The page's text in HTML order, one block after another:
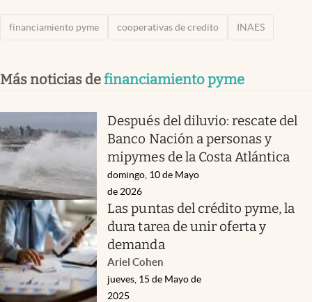
financiamiento pyme cooperativas de credito INAES
Más noticias definanciamiento pyme
Después del diluvio: rescate del
Banco Nación a personas y
mipymes de la Costa Atlántica
domingo, 10 de Mayo
de 2026
Las puntas del crédito pyme, la
dura tarea de unir oferta y
demanda
Ariel Cohen
jueves, 15 de Mayo de
2025